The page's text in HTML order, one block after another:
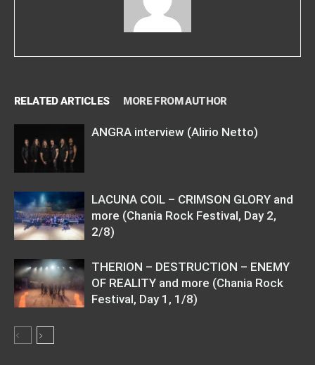
RELATED ARTICLES MORE FROM AUTHOR
ANGRA interview (Alirio Netto)
LACUNA COIL – CRIMSON GLORY and
more (Chania Rock Festival, Day 2,
2/8)
THERION – DESTRUCTION – ENEMY
OF REALITY and more (Chania Rock
Festival, Day 1, 1/8)